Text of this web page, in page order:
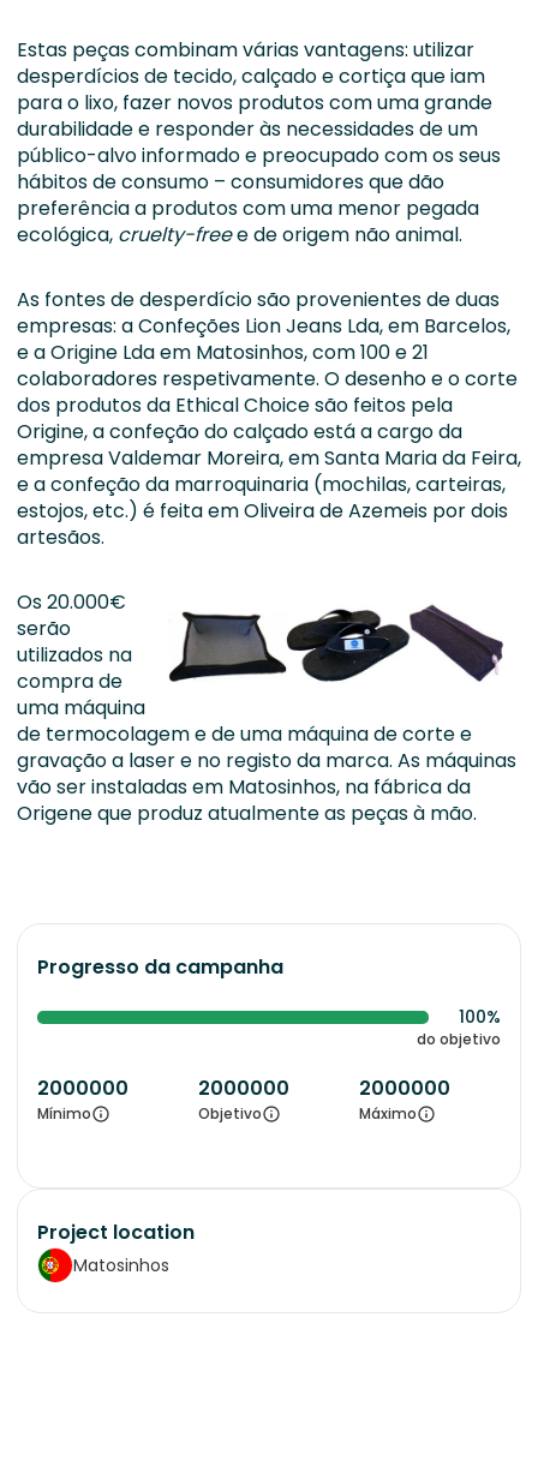
Estas peças combinam várias vantagens: utilizar
desperdícios de tecido, calçado e cortiça que iam
para o lixo, fazer novos produtos com uma grande
durabilidade e responder às necessidades de um
público-alvo informado e preocupado com os seus
hábitos de consumo – consumidores que dão
preferência a produtos com uma menor pegada
ecológica, cruelty-freee de origem não animal.
As fontes de desperdício são provenientes de duas
empresas: a Confeções Lion Jeans Lda, em Barcelos,
e a Origine Lda em Matosinhos, com 100 e 21
colaboradores respetivamente. O desenho e o corte
dos produtos da Ethical Choice são feitos pela
Origine, a confeção do calçado está a cargo da
empresa Valdemar Moreira, em Santa Maria da Feira,
e a confeção da marroquinaria (mochilas, carteiras,
estojos, etc.) é feita em Oliveira de Azemeis por dois
artesãos.
Os 20.000€
serão
utilizados na
compra de
uma máquina
de termocolagem e de uma máquina de corte e
gravação a laser e no registo da marca. As máquinas
vão ser instaladas em Matosinhos, na fábrica da
Origene que produz atualmente as peças à mão.
Progresso da campanha
100%
do objetivo
2000000
Mínimo
2000000
Objetivo
2000000
Máximo
Project location
Matosinhos